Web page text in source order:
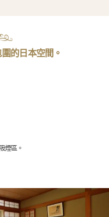
的日本空間。
煙區。